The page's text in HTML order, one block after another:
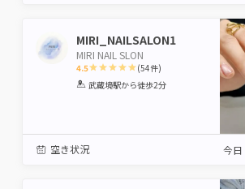
MIRI_NAILSALON1
MIRI NAIL SLON
4.5
1 2 3 4 5
(54件)
武蔵境駅から徒歩2分
空き状況 今日